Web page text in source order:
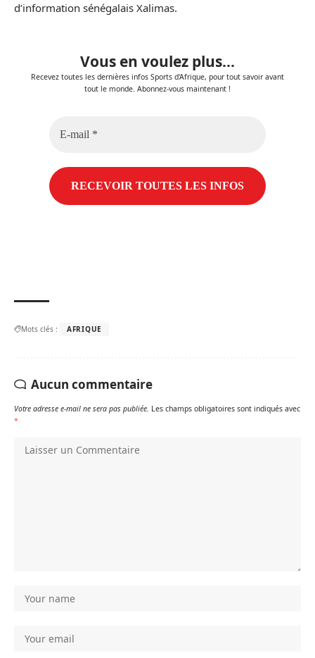
d’information sénégalais Xalimas.
Vous en voulez plus...
Recevez toutes les dernières infos Sports d'Afrique, pour tout savoir avant
tout le monde. Abonnez-vous maintenant !
Mots clés : AFRIQUE
Aucun commentaire
Votre adresse e-mail ne sera pas publiée. Les champs obligatoires sont indiqués avec
*